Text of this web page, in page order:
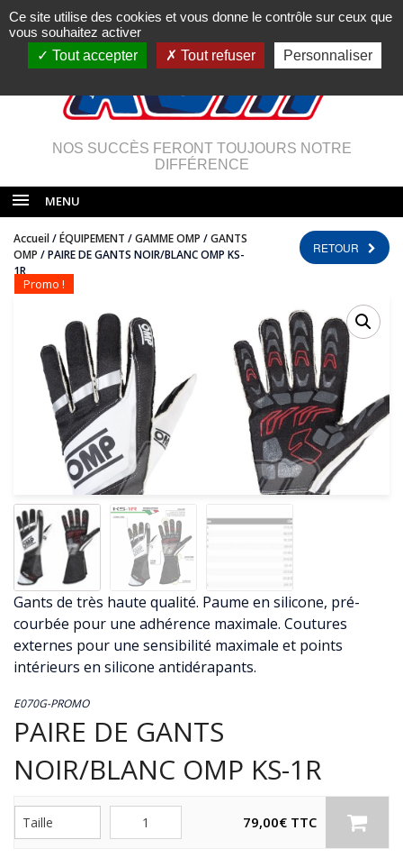
NOS SUCCÈS FERONT TOUJOURS NOTRE
DIFFÉRENCE
MENU
Accueil/ÉQUIPEMENT /GAMME OMP /GANTS
OMP / PAIRE DE GANTS NOIR/BLANC OMP KS-
1R
RETOUR
Promo !
Gants de très haute qualité. Paume en silicone, pré-
courbée pour une adhérence maximale. Coutures
externes pour une sensibilité maximale et points
intérieurs en silicone antidérapants.
E070G-PROMO
PAIRE DE GANTS
NOIR/BLANC OMP KS-1R
79,00€ TTC
Ce site utilise des cookies et vous donne le contrôle sur ceux que
vous souhaitez activer
Tout accepter
Tout refuser Personnaliser